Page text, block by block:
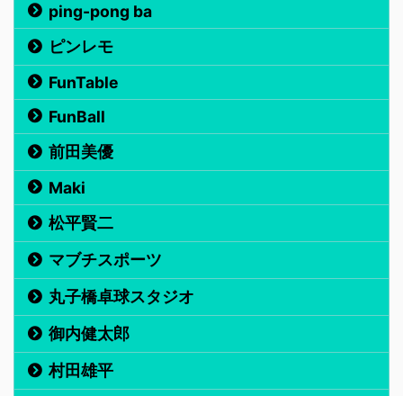
ping-pong ba
ピンレモ
FunTable
FunBall
前田美優
Maki
松平賢二
マブチスポーツ
丸子橋卓球スタジオ
御内健太郎
村田雄平